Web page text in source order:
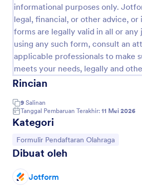
informational purposes only.
legal, financial, or other advice,
forms are legally valid in all or
using any such form, consult an
applicable professionals to make
meets your needs, legally and
Rincian
9 Salinan
Tanggal Pembaruan Terakhir: 11 Mei 2026
Kategori
Buka Kategori:
Formulir Pendaftaran Olahraga
Dibuat oleh
Jotform
Go to Category:
Formulir Pendaftaran Olahraga
Pakai